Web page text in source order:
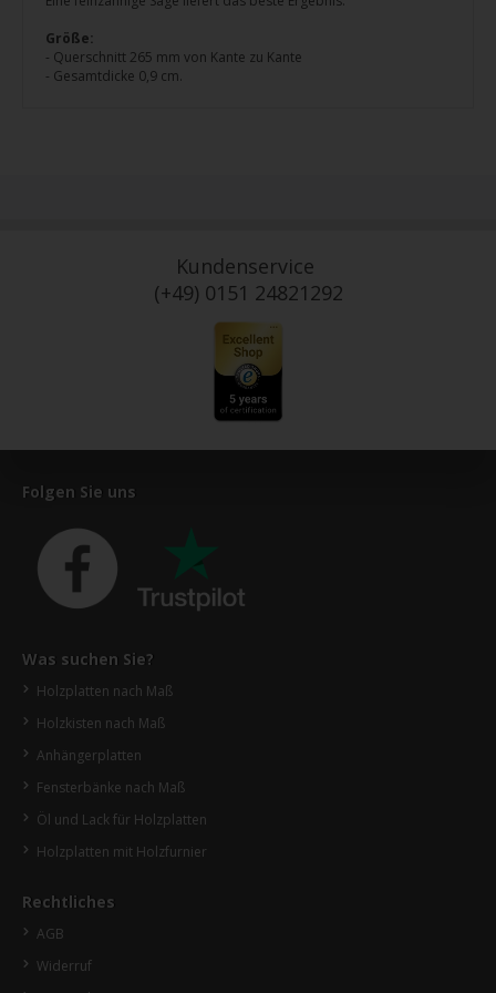
Größe:
- Querschnitt 265 mm von Kante zu Kante
- Gesamtdicke 0,9 cm.
Kundenservice
(+49) 0151 24821292
Folgen Sie uns
Was suchen Sie?
Holzplatten nach Maß
Holzkisten nach Maß
Anhängerplatten
Fensterbänke nach Maß
Öl und Lack für Holzplatten
Holzplatten mit Holzfurnier
Rechtliches
AGB
Widerruf